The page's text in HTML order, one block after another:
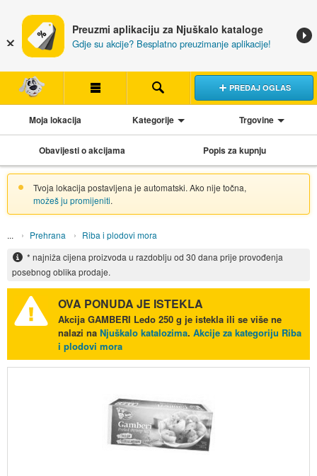
Preuzmi aplikaciju za Njuškalo kataloge
Gdje su akcije? Besplatno preuzimanje aplikacije!
PREDAJ OGLAS
Moja lokacija Kategorije Trgovine
Obavijesti o akcijama Popis za kupnju
Tvoja lokacija postavljena je automatski. Ako nije točna,
možeš ju promijeniti.
Prehrana
Riba i plodovi mora
* najniža cijena proizvoda u razdoblju od 30 dana prije provođenja
posebnog oblika prodaje.
OVA PONUDA JE ISTEKLA
Akcija GAMBERI Ledo 250 g je istekla ili se više ne
nalazi na Njuškalo katalozima. Akcije za kategoriju Riba
i plodovi mora